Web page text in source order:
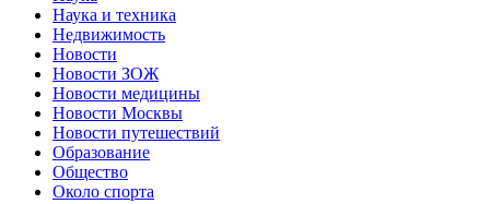
Наука и техника
Недвижимость
Новости
Новости ЗОЖ
Новости медицины
Новости Москвы
Новости путешествий
Образование
Общество
Около спорта